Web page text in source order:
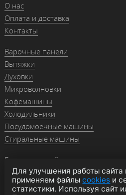
О нас
Оплата и доставка
Контакты
Варочные панели
Вытяжки
Духовки
Микроволновки
Кофемашины
Холодильники
Посудомоечные машины
Стиральные машины
Гранитные мойки
Мойки из нержавейки
Смесители
Для улучшения работы
применяем файлыcookies и
статистики. Используя сайт